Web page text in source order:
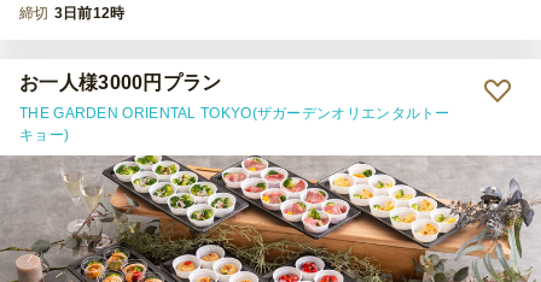
締切 3日前12時
お一人様3000円プラン
THE GARDEN ORIENTAL TOKYO(ザガーデンオリエンタルトー
キョー)